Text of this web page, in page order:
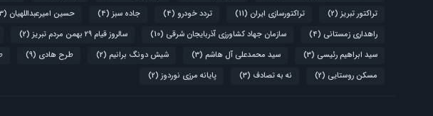
تراکتور تبریز (2) تراکتورسازی ایران (11) تردد خودرو (4) جاده سبز (4) حسین امیرعبداللهیان (3)
راهداری زمستانی (4) سازمان جهاد کشاورزی آذربایجان شرقی (10) سالروز قیام ۲۹ بهمن مردم تبریز (2)
سید ابراهیم رئیسی (3) سید محمدعلی آل هاشم (3) شیش دونگ برانیم (2) طرح هادی (9)
مسکن روستایی (2) نه به تصادف (3) پایانه مرزی نوردوز (2)